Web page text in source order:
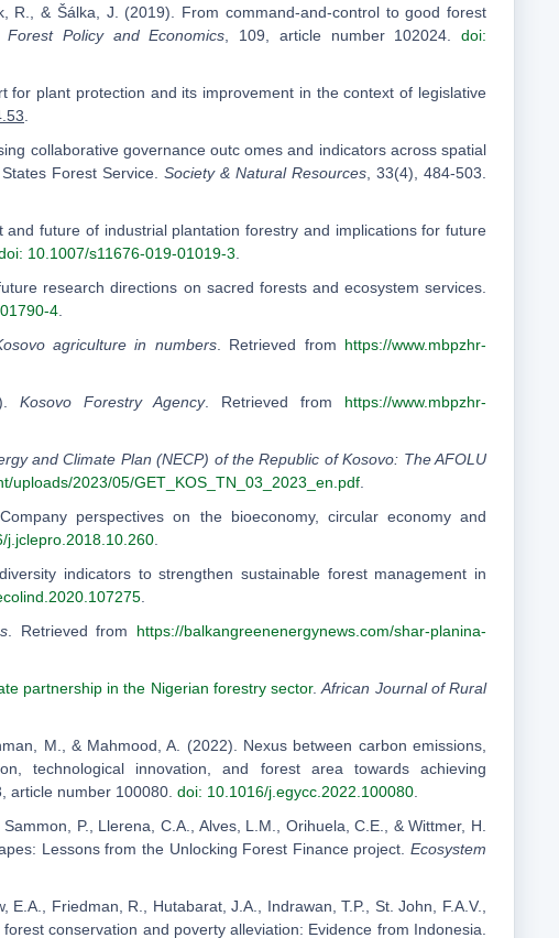
R., & Šálka, J. (2019). From command-and-control to good forest
Forest Policy and Economics , 109, article number 102024.doi:
plant protection and its improvement in the context of legislative
collaborative governance outc omes and indicators across spatial
Forest Service. Society & Natural Resources, 33(4), 484-503.
future of industrial plantation forestry and implications for future
10.1007/s11676-019-01019-3
research directions on sacred forests and ecosystem services.
4
agriculture in numbers. Retrieved from https://www.mbpzhr-
Kosovo Forestry Agency. Retrieved from https://www.mbpzhr-
and Climate Plan (NECP) of the Republic of Kosovo: The AFOLU
uploads/2023/05/GET_KOS_TN_03_2023_en.pdf
perspectives on the bioeconomy, circular economy and
j.jclepro.2018.10.260
indicators to strengthen sustainable forest management in
. Retrieved from https://balkangreenenergynews.com/shar-planina-
partnership in the Nigerian forestry sector.African Journal of Rural
M., & Mahmood, A. (2022). Nexus between carbon emissions,
technological innovation, and forest area towards achieving
article number 100080. doi: 10.1016/j.egycc.2022.100080
P., Llerena, C.A., Alves, L.M., Orihuela, C.E., & Wittmer, H.
Lessons from the Unlocking Forest Finance project. Ecosystem
Friedman, R., Hutabarat, J.A., Indrawan, T.P., St. John, F.A.V.,
conservation and poverty alleviation: Evidence from Indonesia.